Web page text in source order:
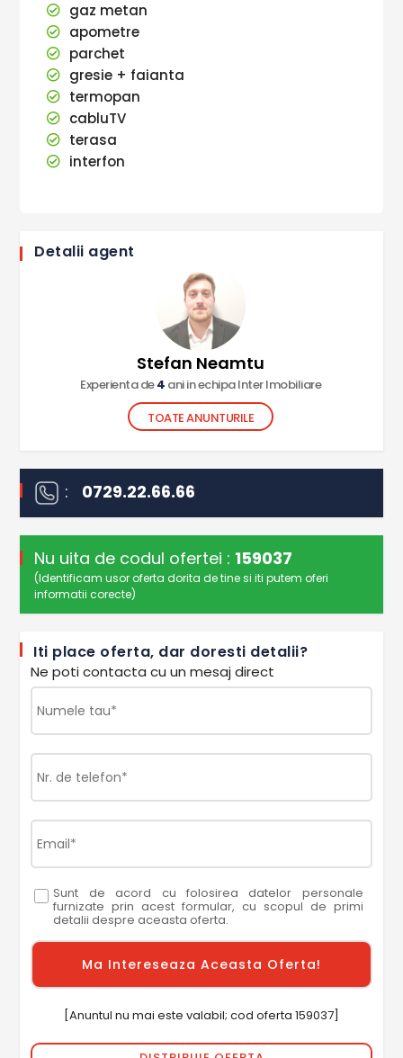
gaz metan
apometre
parchet
gresie + faianta
termopan
cabluTV
terasa
interfon
Detalii agent
Stefan Neamtu
Experienta de4 ani in echipa Inter Imobiliare
TOATE ANUNTURILE
: 0729.22.66.66
Nu uita de codul ofertei : 159037
(Identificam usor oferta dorita de tine si iti putem oferi
informatii corecte)
Iti place oferta, dar doresti detalii?
Ne poti contacta cu un mesaj direct
Sunt de acord cu folosirea datelor personale
furnizate prin acest formular, cu scopul de primi
detalii despre aceasta oferta.
[Anuntul nu mai este valabil; cod oferta 159037]